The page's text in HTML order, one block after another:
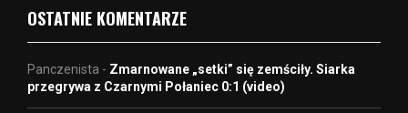
OSTATNIE KOMENTARZE
Panczenista - Zmarnowane „setki” się zemściły. Siarka
przegrywa z Czarnymi Połaniec 0:1 (video)